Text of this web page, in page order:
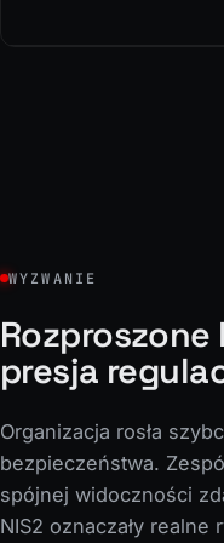
WYZWANIE
presja
Organizacja rosła
bezpieczeństwa.
spójnej widoczności
NIS2 oznaczały